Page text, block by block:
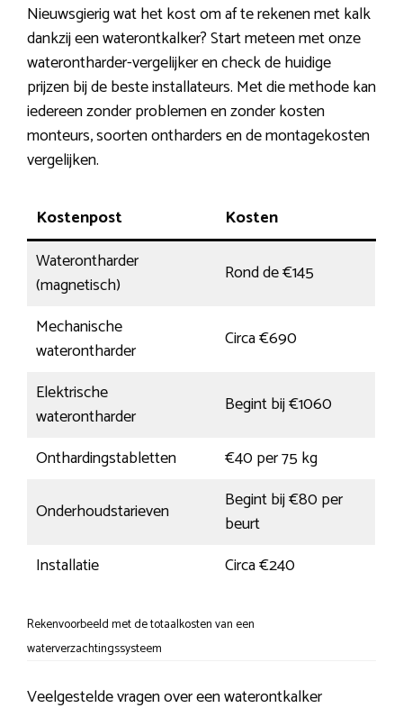
Nieuwsgierig wat het kost om af te rekenen met kalk
dankzij een waterontkalker? Start meteen met onze
waterontharder-vergelijker en check de huidige
prijzen bij de beste installateurs. Met die methode kan
iedereen zonder problemen en zonder kosten
monteurs, soorten ontharders en de montagekosten
vergelijken.
Kostenpost
Kosten
Waterontharder
(magnetisch)
Rond de €145
Mechanische
waterontharder
Circa €690
Elektrische
waterontharder
Begint bij €1060
Onthardingstabletten
€40 per 75 kg
Onderhoudstarieven
Begint bij €80 per
beurt
Installatie
Circa €240
Rekenvoorbeeld met de totaalkosten van een
waterverzachtingssysteem
Veelgestelde vragen over een waterontkalker